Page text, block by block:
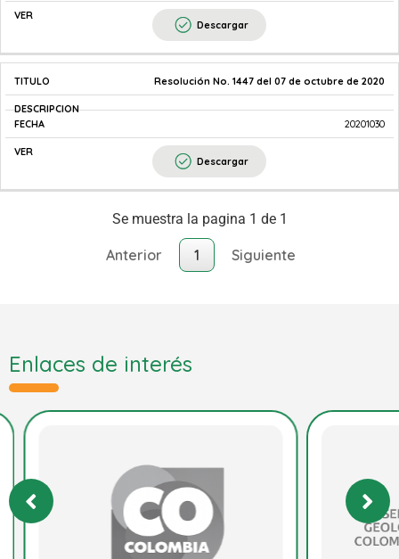
Descargar
Resolución No. 1447 del 07 de octubre de 2020
20201030
Descargar
Se muestra la pagina 1 de 1
Anterior 1 Siguiente
Enlaces de interés